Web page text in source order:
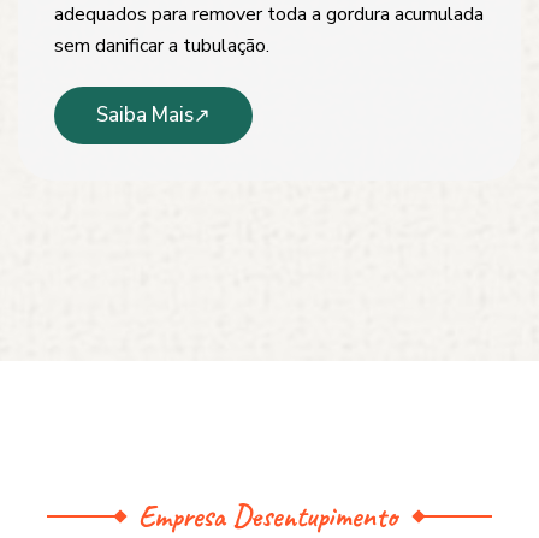
adequados para remover toda a gordura acumulada
sem danificar a tubulação.
Saiba Mais
Empresa Desentupimento